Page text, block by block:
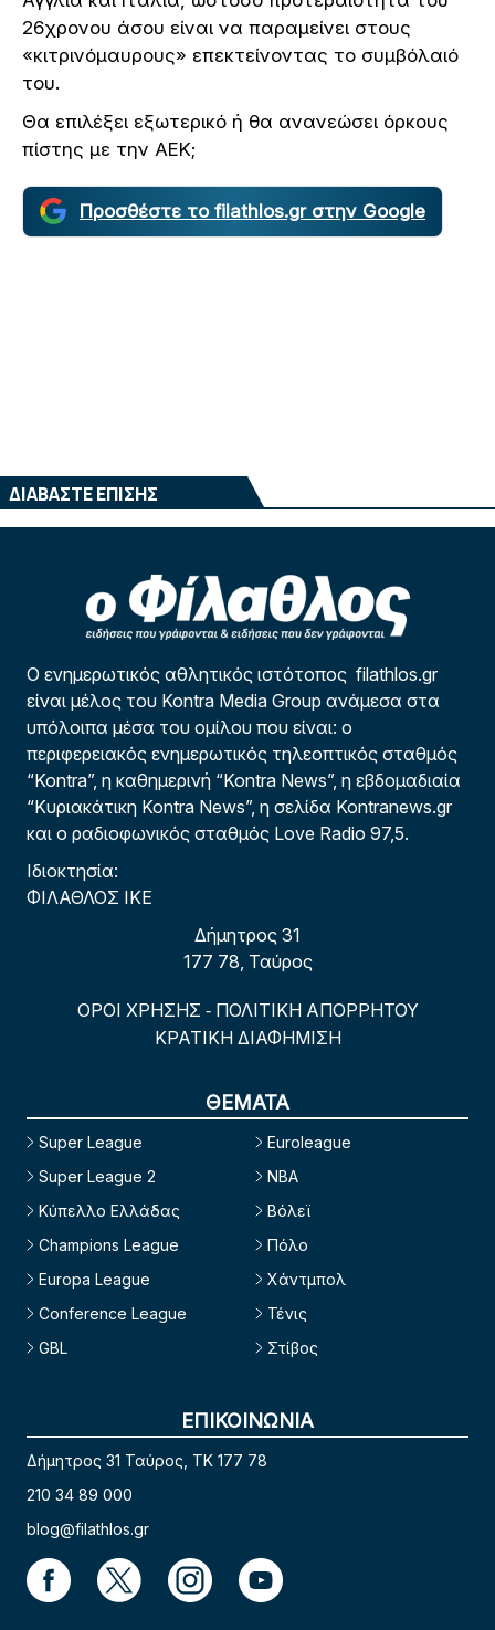
26χρονου άσου είναι να παραμείνει στους
«κιτρινόμαυρους» επεκτείνοντας το συμβόλαιό
του.
Θα επιλέξει εξωτερικό ή θα ανανεώσει όρκους
πίστης με την ΑΕΚ;
Προσθέστε το filathlos.gr στην Google
ΔΙΑΒΑΣΤΕ ΕΠΙΣΗΣ
Ο ενημερωτικός αθλητικός ιστότοπος filathlos.gr
είναι μέλος του Kontra Media Group ανάμεσα στα
υπόλοιπα μέσα του ομίλου που είναι: ο
περιφερειακός ενημερωτικός τηλεοπτικός σταθμός
“Kontra”, η καθημερινή “Kontra News”, η εβδομαδιαία
“Κυριακάτικη Kontra News”, η σελίδα Kontranews.gr
και ο ραδιοφωνικός σταθμός Love Radio 97,5.
Ιδιοκτησία:
ΦΙΛΑΘΛΟΣ ΙΚΕ
Δήμητρος 31
177 78, Ταύρος
ΟΡΟΙ ΧΡΗΣΗΣ - ΠΟΛΙΤΙΚΗ ΑΠΟΡΡΗΤΟΥ
ΚΡΑΤΙΚΗ ΔΙΑΦΗΜΙΣΗ
ΘΕΜΑΤΑ
Super League
Super League 2
Κύπελλο Ελλάδας
Champions League
Europa League
Conference League
GBL
Euroleague
NBA
Βόλεϊ
Πόλο
Χάντμπολ
Τένις
Στίβος
ΕΠΙΚΟΙΝΩΝΙΑ
Δήμητρος 31 Ταύρος, TK 177 78
210 34 89 000
blog@filathlos.gr